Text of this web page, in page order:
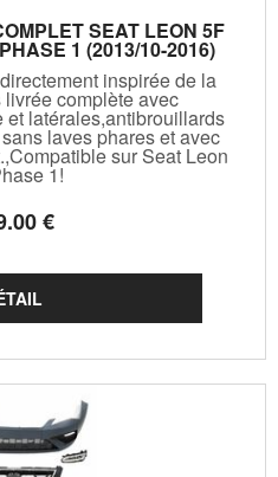
SEAT LEON 5F
1 (2013/10-2016)
inspirée de la
complète avec
latérales,antibrouillards
laves phares et avec
sur Seat Leon
1!
.00€